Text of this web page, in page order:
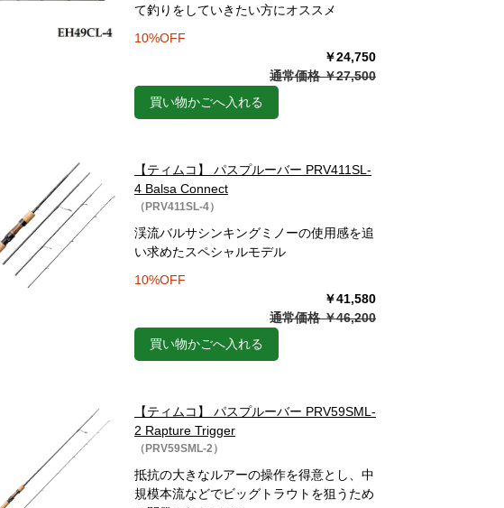
て釣りをしていきたい方にオススメ
10%OFF
￥24,750
通常価格 ￥27,500
買い物かごへ入れる
【ティムコ】 パスプルーバー PRV411SL-
4 Balsa Connect
（PRV411SL-4）
渓流バルサシンキングミノーの使用感を追
い求めたスペシャルモデル
10%OFF
￥41,580
通常価格 ￥46,200
買い物かごへ入れる
【ティムコ】 パスプルーバー PRV59SML-
2 Rapture Trigger
（PRV59SML-2）
抵抗の大きなルアーの操作を得意とし、中
規模本流などでビッグトラウトを狙うため